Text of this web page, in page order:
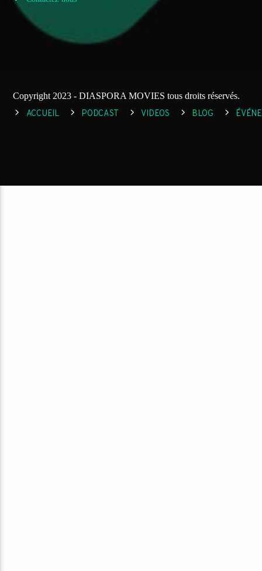
Copyright 2023 - DIASPORA MOVIES tous droits réservés.
ACCUEIL PODCAST VIDEOS BLOG